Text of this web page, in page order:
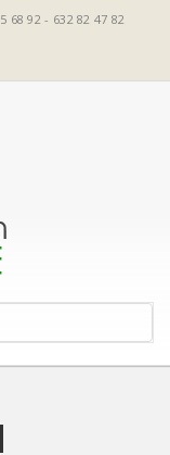
68 92 - 632 82 47 82